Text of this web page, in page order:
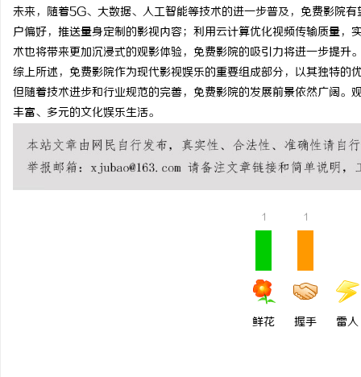
未来，随着5G、大数据、人工智能等技术的进一步普及，免费影院
户偏好，推送量身定制的影视内容；利用云计算优化视频传输质量
术也将带来更加沉浸式的观影体验，免费影院的吸引力将进一步提升
综上所述，免费影院作为现代影视娱乐的重要组成部分，以其独特
但随着技术进步和行业规范的完善，免费影院的发展前景依然广阔
丰富、多元的文化娱乐生活。
1
鲜花
1
握手 雷人
净 AC 国际医疗实验室，标准化研发体系
解析
550FC45耐磨改性颗粒